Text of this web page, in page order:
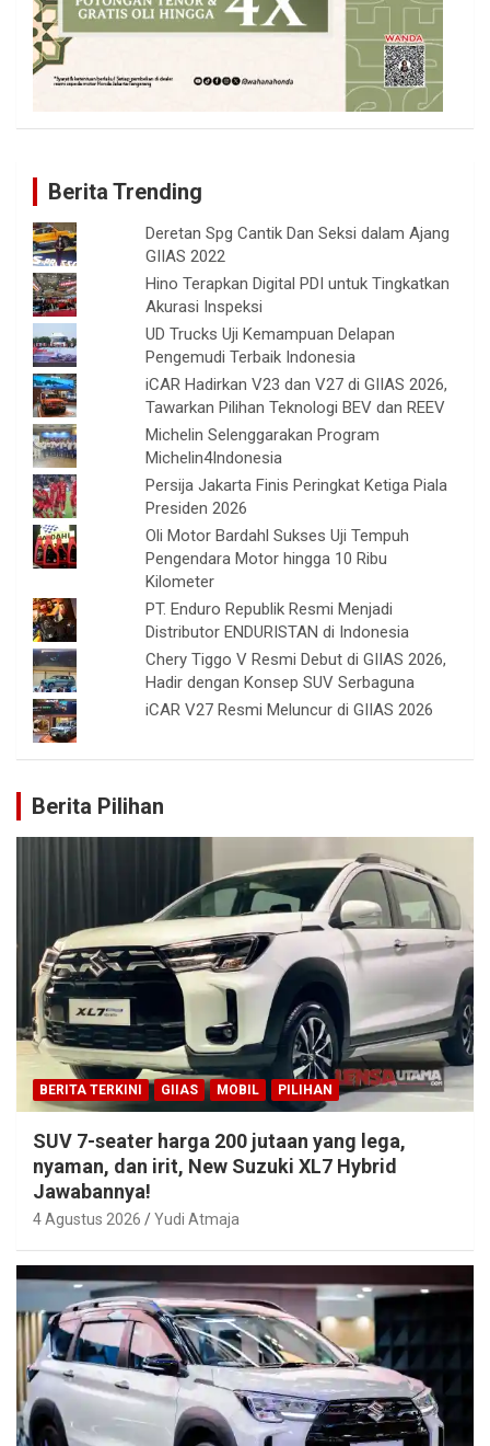
Berita Trending
Deretan Spg Cantik Dan Seksi dalam Ajang
GIIAS 2022
Hino Terapkan Digital PDI untuk Tingkatkan
Akurasi Inspeksi
UD Trucks Uji Kemampuan Delapan
Pengemudi Terbaik Indonesia
iCAR Hadirkan V23 dan V27 di GIIAS 2026,
Tawarkan Pilihan Teknologi BEV dan REEV
Michelin Selenggarakan Program
Michelin4Indonesia
Persija Jakarta Finis Peringkat Ketiga Piala
Presiden 2026
Oli Motor Bardahl Sukses Uji Tempuh
Pengendara Motor hingga 10 Ribu
Kilometer
PT. Enduro Republik Resmi Menjadi
Distributor ENDURISTAN di Indonesia
Chery Tiggo V Resmi Debut di GIIAS 2026,
Hadir dengan Konsep SUV Serbaguna
iCAR V27 Resmi Meluncur di GIIAS 2026
Berita Pilihan
BERITA TERKINI GIIAS MOBIL PILIHAN
SUV 7-seater harga 200 jutaan yang lega,
nyaman, dan irit, New Suzuki XL7 Hybrid
Jawabannya!
4 Agustus 2026 Yudi Atmaja